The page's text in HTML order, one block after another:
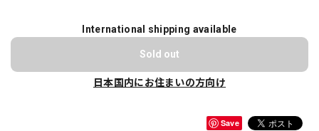
International shipping available
Sold out
日本国内にお住まいの方向け
Save